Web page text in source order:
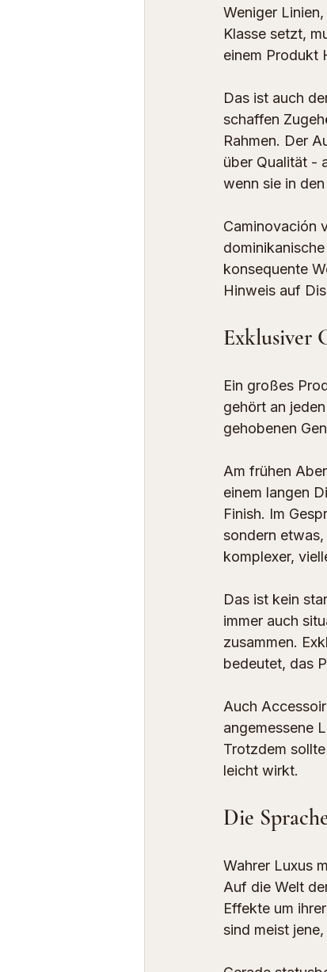
Weniger
Klasse setzt,
einem Produkt
Das ist auch
schaffen
Rahmen. Der
über Qualität -
wenn sie in
Caminovación
konsequente
Hinweis auf
Exklusiver
Ein großes
gehört an
gehobenen
Am frühen
einem langen
Finish. Im
sondern
komplexer,
Das ist kein
immer auch
zusammen.
bedeutet, das
Auch
angemessene
Trotzdem
leicht wirkt.
Die
Wahrer Luxus
Auf die Welt
Effekte um
sind meist